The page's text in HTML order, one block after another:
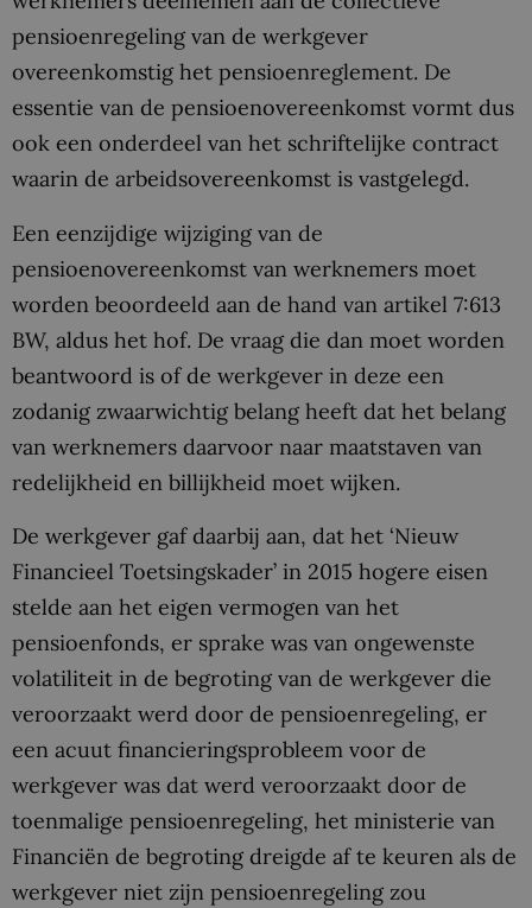
pensioenregeling van de werkgever
overeenkomstig het pensioenreglement. De
essentie van de pensioenovereenkomst vormt dus
ook een onderdeel van het schriftelijke contract
waarin de arbeidsovereenkomst is vastgelegd.
Een eenzijdige wijziging van de
pensioenovereenkomst van werknemers moet
worden beoordeeld aan de hand van artikel 7:613
BW, aldus het hof. De vraag die dan moet worden
beantwoord is of de werkgever in deze een
zodanig zwaarwichtig belang heeft dat het belang
van werknemers daarvoor naar maatstaven van
redelijkheid en billijkheid moet wijken.
De werkgever gaf daarbij aan, dat het ‘Nieuw
Financieel Toetsingskader’ in 2015 hogere eisen
stelde aan het eigen vermogen van het
pensioenfonds, er sprake was van ongewenste
volatiliteit in de begroting van de werkgever die
veroorzaakt werd door de pensioenregeling, er
een acuut financieringsprobleem voor de
werkgever was dat werd veroorzaakt door de
toenmalige pensioenregeling, het ministerie van
Financiën de begroting dreigde af te keuren als de
werkgever niet zijn pensioenregeling zou